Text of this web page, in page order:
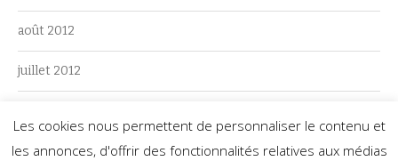
août 2012
juillet 2012
mai 2012
Les cookies nous permettent de personnaliser le contenu et
les annonces, d'offrir des fonctionnalités relatives aux médias